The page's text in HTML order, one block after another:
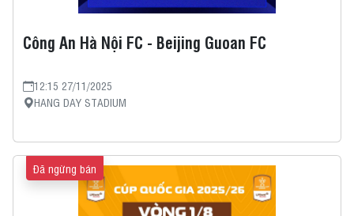
Công An Hà Nội FC - Beijing Guoan FC
12:15 27/11/2025
HANG DAY STADIUM
Đã ngừng bán